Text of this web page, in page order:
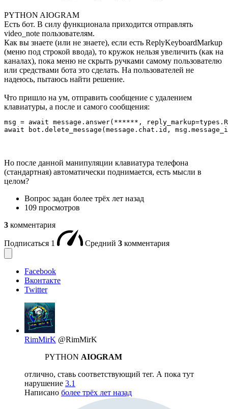
PYTHON AIOGRAM
Есть бот. В силу функционала приходится отправлять
video_note пользователям.
Как вы знаете (или не знаете), если есть ReplyKeyboardMarkup
(меню под строкой ввода), то кружок нельзя увеличить (как на
каналах), пока меню не скрыть ручками самому пользователю
или средствами бота это сделать. На пользователей не
надеюсь, пытаюсь найти решение.
Что пришло на ум, отправить сообщение с удалением
клавиатуры, а после и самого сообщения:
msg = await message.answer(******,
await bot.delete_message(message.chat.id,
Но после данной манипуляции клавиатура телефона
(стандартная) автоматически поднимается, есть мысли в
целом?
Вопрос задан более трёх лет назад
109 просмотров
3 комментария
Подписаться 1 Средний 3 комментария
Facebook
Вконтакте
Twitter
RimMirK @RimMirK
PYTHON AIOGRAM
отлично, ставь соответствующий тег. А пока тут
нарушение 3.1
Написано более трёх лет назад